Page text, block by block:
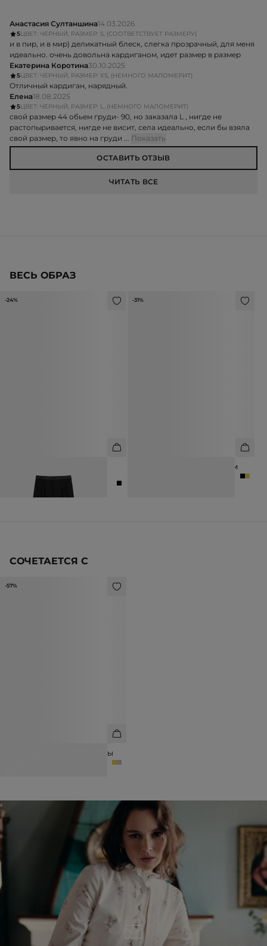
Анастасия Султаншина14.03.2026
5ЦВЕТ: ЧЕРНЫЙ, РАЗМЕР: S, (СООТВЕТСТВУЕТ РАЗМЕРУ)
и в пир, и в мир) деликатный блеск, слегка прозрачный, для меня
идеально. очень довольна кардиганом, идет размер в размер
Екатерина Коротина30.10.2025
5ЦВЕТ: ЧЕРНЫЙ, РАЗМЕР: XS, (НЕМНОГО МАЛОМЕРИТ)
Отличный кардиган, нарядный.
Елена18.08.2025
5ЦВЕТ: ЧЕРНЫЙ, РАЗМЕР: L, (НЕМНОГО МАЛОМЕРИТ)
свой размер 44 обьем груди- 90, но заказала L , нигде не
растопыривается, нигде не висит, села идеально, если бы взяла
свой размер, то явно на груди ... Показать
ОСТАВИТЬ ОТЗЫВ
ЧИТАТЬ ВСЕ
ВЕСЬ ОБРАЗ
-24%
12 990 ₽16 990 ₽
-31%
ТУФЛИ ИЗ НАТУРАЛЬНОЙ КОЖИ
СОЧЕТАЕТСЯ С
-57%
СЕРЬГИ ГЕОМЕТРИЧНОЙ ФОРМЫ